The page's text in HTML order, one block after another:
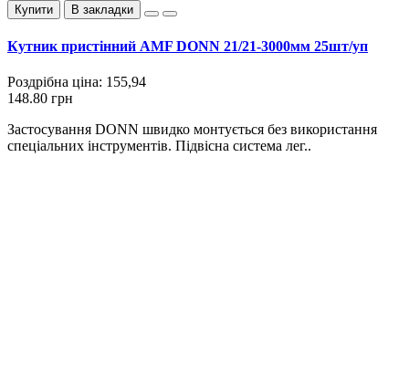
Купити В закладки
Кутник пристінний AMF DONN 21/21-3000мм 25шт/уп
Роздрібна ціна: 155,94
148.80 грн
Застосування DONN швидко монтується без використання
спеціальних інструментів. Підвісна система лег..